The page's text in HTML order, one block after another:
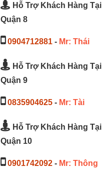
Hỗ Trợ Khách Hàng Tại
Quận 8
0904712881- Mr: Thái
Hỗ Trợ Khách Hàng Tại
Quận 9
0835904625- Mr: Tài
Hỗ Trợ Khách Hàng Tại
Quận 10
0901742092- Mr: Thông